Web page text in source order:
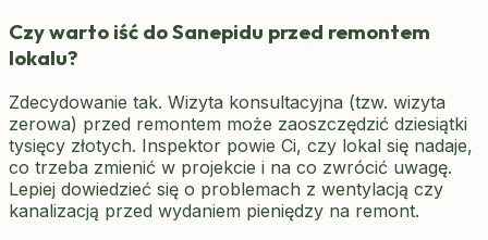
Czy warto iść do Sanepidu przed remontem
lokalu?
Zdecydowanie tak. Wizyta konsultacyjna (tzw. wizyta
zerowa) przed remontem może zaoszczędzić dziesiątki
tysięcy złotych. Inspektor powie Ci, czy lokal się nadaje,
co trzeba zmienić w projekcie i na co zwrócić uwagę.
Lepiej dowiedzieć się o problemach z wentylacją czy
kanalizacją przed wydaniem pieniędzy na remont.